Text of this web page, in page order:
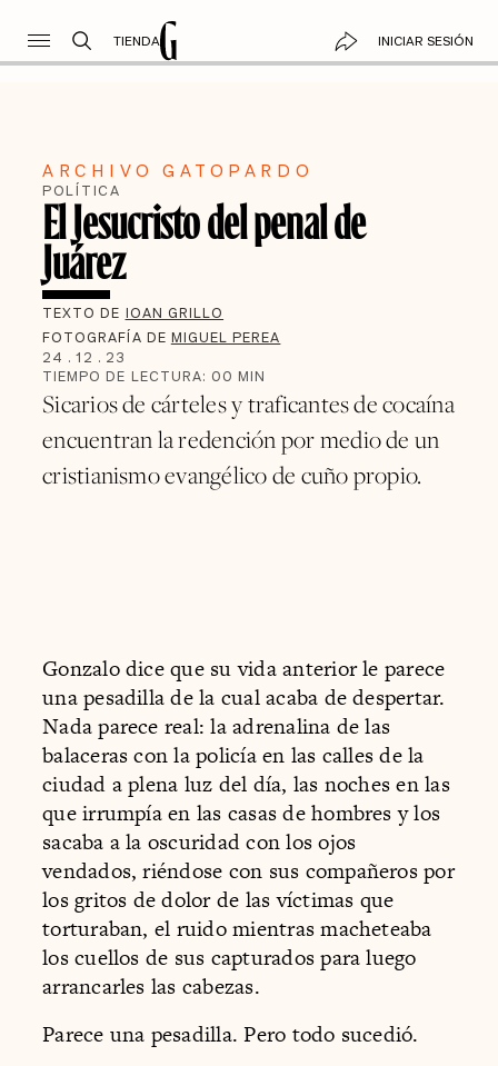
TIENDA INICIAR SESIÓN
ARCHIVO GATOPARDO
POLÍTICA
El Jesucristo del penal de
Juárez
TEXTO DE IOAN GRILLO
FOTOGRAFÍA DE MIGUEL PEREA
24 . 12 . 23
TIEMPO DE LECTURA: 00 MIN
Sicarios de cárteles y traficantes de cocaína
encuentran la redención por medio de un
cristianismo evangélico de cuño propio.
Gonzalo dice que su vida anterior le parece
una pesadilla de la cual acaba de despertar.
Nada parece real: la adrenalina de las
balaceras con la policía en las calles de la
ciudad a plena luz del día, las noches en las
que irrumpía en las casas de hombres y los
sacaba a la oscuridad con los ojos
vendados, riéndose con sus compañeros por
los gritos de dolor de las víctimas que
torturaban, el ruido mientras macheteaba
los cuellos de sus capturados para luego
arrancarles las cabezas.
Parece una pesadilla. Pero todo sucedió.